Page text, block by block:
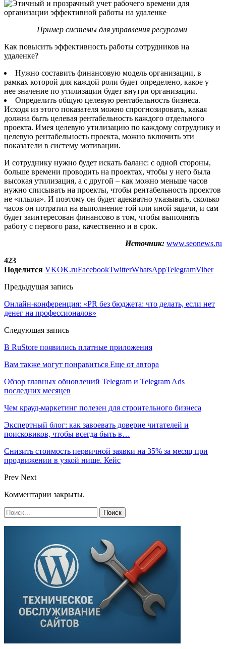
Пример системы для управления ресурсами
Как повысить эффективность работы сотрудников на
удаленке?
Нужно составить финансовую модель организации, в
рамках которой для каждой роли будет определено, какое у
нее значение по утилизации будет внутри организации.
Определить общую целевую рентабельность бизнеса.
Исходя из этого показателя можно спрогнозировать, какая
должна быть целевая рентабельность каждого отдельного
проекта. Имея целевую утилизацию по каждому сотруднику и
целевую рентабельность проекта, можно включить эти
показатели в систему мотивации.
И сотруднику нужно будет искать баланс: с одной стороны,
больше времени проводить на проектах, чтобы у него была
высокая утилизация, а с другой – как можно меньше часов
нужно списывать на проекты, чтобы рентабельность проектов
не «плыла». И поэтому он будет адекватно указывать, сколько
часов он потратил на выполнение той или иной задачи, и сам
будет заинтересован финансово в том, чтобы выполнять
работу с первого раза, качественно и в срок.
Источник: www.seonews.ru
423
Поделится VKOK.ruFacebookTwitterWhatsAppTelegramViber
Предыдущая запись
Онлайн-конференция: «PR без бюджета: что делать, если нет
денег на профессионалов»
Следующая запись
В RuStore появились платные приложения
Вам также могут понравиться Еще от автора
Обзор главных обновлений Telegram и Telegram Ads
последних месяцев
Чем крауд-маркетинг полезен для строительного бизнеса
Экспертный блог: как завоевать доверие читателей и
поисковиков, чтобы всегда быть в…
Снизить стоимость первичной заявки на 35% за месяц при
продвижении в узкой нише. Кейс
Prev Next
Комментарии закрыты.